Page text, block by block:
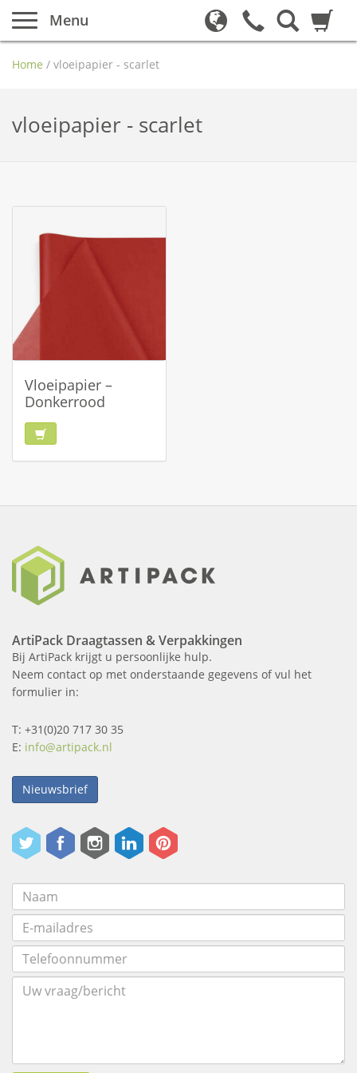
Menu
Home / vloeipapier - scarlet
vloeipapier - scarlet
Vloeipapier –
Donkerrood
ArtiPack Draagtassen & Verpakkingen
Bij ArtiPack krijgt u persoonlijke hulp.
Neem contact op met onderstaande gegevens of vul het
formulier in:
T: +31(0)20 717 30 35
E: info@artipack.nl
Nieuwsbrief